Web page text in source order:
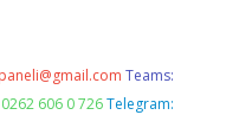
Teams:
606 0 726 Telegram: